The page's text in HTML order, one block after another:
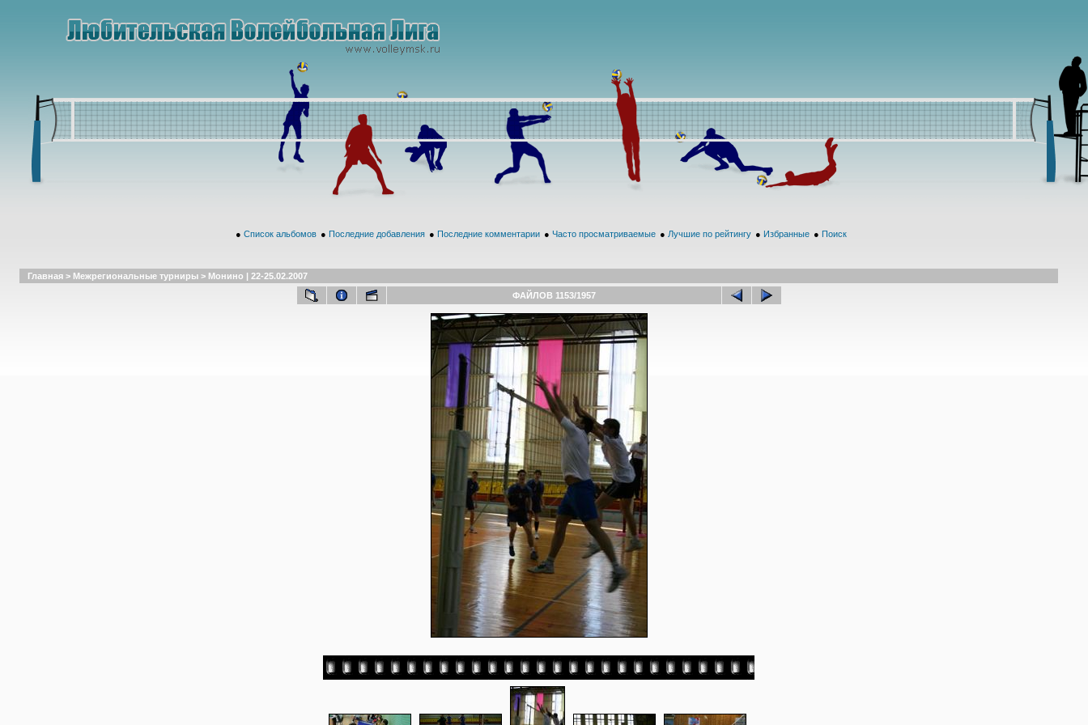
● Список альбомов ● Последние добавления ● Последние комментарии ● Часто просматриваемые ● Лучшие по рейтингу ● Избранные ● Поиск
Главная > Межрегиональные турниры > Монино | 22-25.02.2007
ФАЙЛОВ 1153/1957